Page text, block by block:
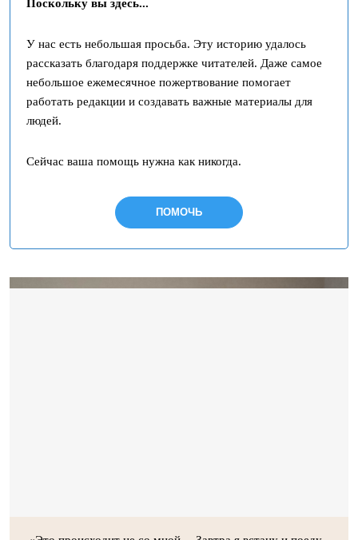
Поскольку вы здесь...
У нас есть небольшая просьба. Эту историю удалось
рассказать благодаря поддержке читателей. Даже самое
небольшое ежемесячное пожертвование помогает
работать редакции и создавать важные материалы для
людей.
Сейчас ваша помощь нужна как никогда.
ПОМОЧЬ